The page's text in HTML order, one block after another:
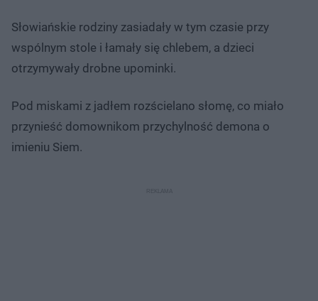
Słowiańskie rodziny zasiadały w tym czasie przy
wspólnym stole i łamały się chlebem, a dzieci
otrzymywały drobne upominki.
Pod miskami z jadłem rozścielano słomę, co miało
przynieść domownikom przychylność demona o
imieniu Siem.